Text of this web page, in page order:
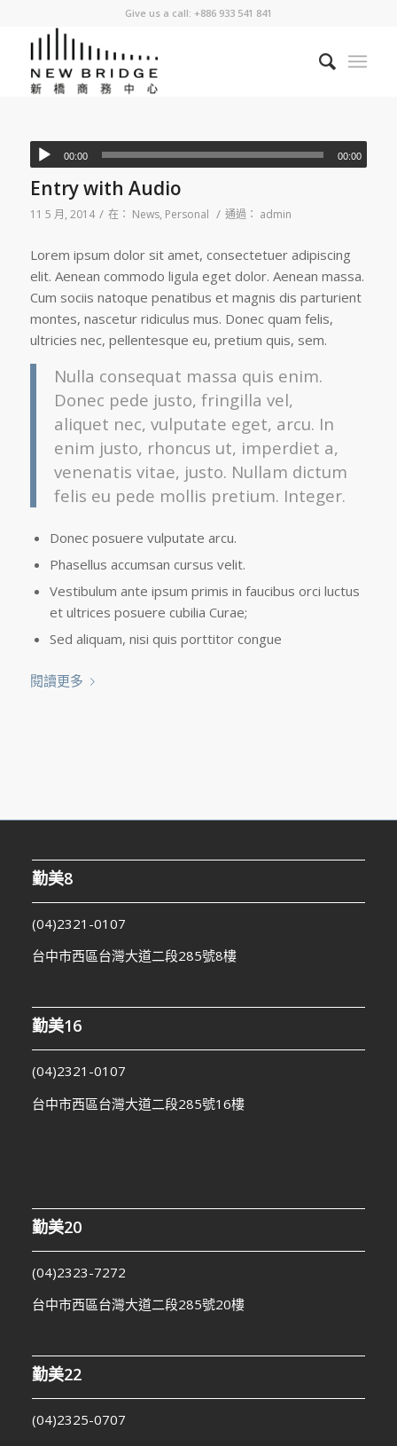
Give us a call: +886 933 541 841
00:00 00:00
Entry with Audio
11 5 月, 2014 / 在： News, Personal / 通過： admin
Lorem ipsum dolor sit amet, consectetuer adipiscing
elit. Aenean commodo ligula eget dolor. Aenean massa.
Cum sociis natoque penatibus et magnis dis parturient
montes, nascetur ridiculus mus. Donec quam felis,
ultricies nec, pellentesque eu, pretium quis, sem.
Nulla consequat massa quis enim.
Donec pede justo, fringilla vel,
aliquet nec, vulputate eget, arcu. In
enim justo, rhoncus ut, imperdiet a,
venenatis vitae, justo. Nullam dictum
felis eu pede mollis pretium. Integer.
Donec posuere vulputate arcu.
Phasellus accumsan cursus velit.
Vestibulum ante ipsum primis in faucibus orci luctus
et ultrices posuere cubilia Curae;
Sed aliquam, nisi quis porttitor congue
閱讀更多
勤美8
(04)2321-0107
台中市西區台灣大道二段285號8樓
勤美16
(04)2321-0107
台中市西區台灣大道二段285號16樓
勤美20
(04)2323-7272
台中市西區台灣大道二段285號20樓
勤美22
(04)2325-0707